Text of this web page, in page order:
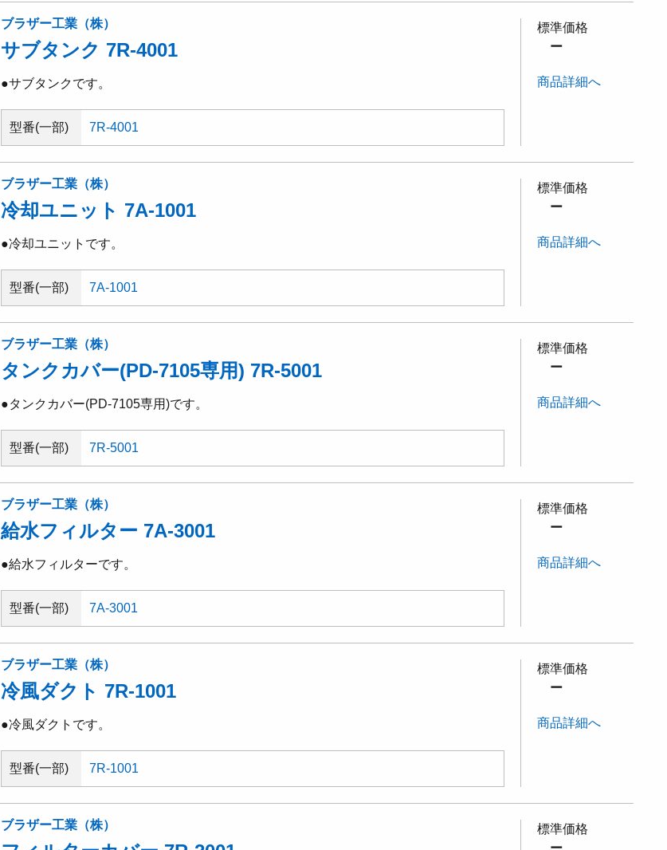
ブラザー工業（株）
サブタンク 7R-4001
●サブタンクです。
型番(一部) 7R-4001
標準価格
ー
商品詳細へ
ブラザー工業（株）
冷却ユニット 7A-1001
●冷却ユニットです。
型番(一部) 7A-1001
標準価格
ー
商品詳細へ
ブラザー工業（株）
タンクカバー(PD-7105専用) 7R-5001
●タンクカバー(PD-7105専用)です。
型番(一部) 7R-5001
標準価格
ー
商品詳細へ
ブラザー工業（株）
給水フィルター 7A-3001
●給水フィルターです。
型番(一部) 7A-3001
標準価格
ー
商品詳細へ
ブラザー工業（株）
冷風ダクト 7R-1001
●冷風ダクトです。
型番(一部) 7R-1001
標準価格
ー
商品詳細へ
ブラザー工業（株）
標準価格